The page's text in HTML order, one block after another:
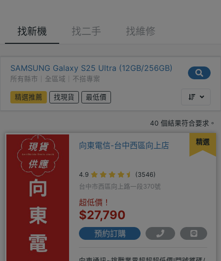
找新機 找二手 找維修
SAMSUNG Galaxy S25 Ultra (12GB/256GB)
所有縣市｜全區域｜不搭專案
精選推薦 找現貨 最低價
40 個結果符合要求。
精選
向東電信-台中西區向上店
4.9
(3546)
台中市西區向上路一段370號
超低價！
$27,790
預約訂購